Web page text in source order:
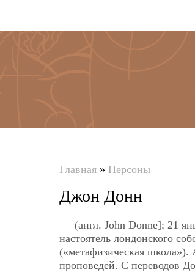
здесь
Главная » Персоны
Джон Донн
(англ. John Donne]; 21
настоятель лондонского
(«метафизическая школа»).
проповедей. С переводов